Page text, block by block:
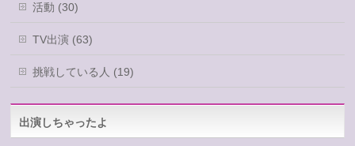
活動 (30)
TV出演 (63)
挑戦している人 (19)
出演しちゃったよ